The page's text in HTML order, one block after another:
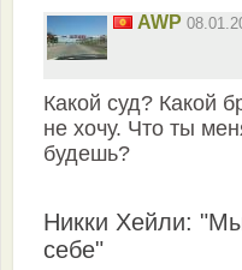
AWP
Какой суд? Какой
не хочу. Что ты
будешь?
Никки Хейли:
себе"